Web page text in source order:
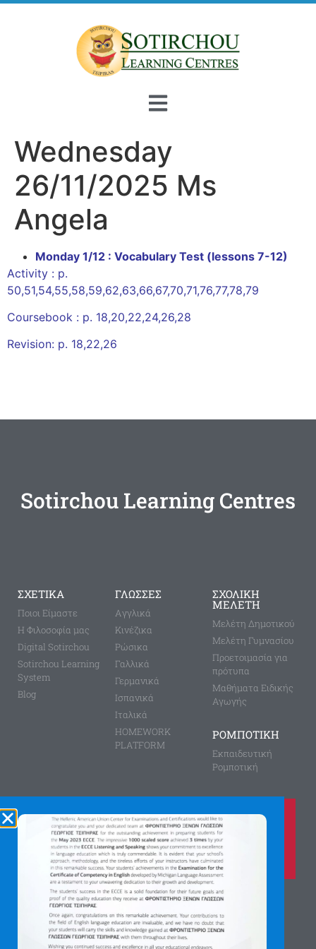
Wednesday
26/11/2025 Ms
Angela
Monday 1/12 : Vocabulary Test (lessons 7-12)
Activity : p.
50,51,54,55,58,59,62,63,66,67,70,71,76,77,78,79
Coursebook : p. 18,20,22,24,26,28
Revision: p. 18,22,26
Sotirchou Learning Centres
ΣΧΕΤΙΚΑ
Ποιοι Είμαστε
Η Φιλοσοφία μας
Digital Sotirchou
Sotirchou Learning
System
Blog
ΓΛΩΣΣΕΣ
Aγγλικά
Κινέζικα
Ρώσικα
Γαλλικά
Γερμανικά
Ισπανικά
Ιταλικά
HOMEWORK
PLATFORM
ΣΧΟΛΙΚΗ
ΜΕΛΕΤΗ
Μελέτη Δημοτικού
Μελέτη Γυμνασίου
Προετοιμασία για
πρότυπα
Μαθήματα Ειδικής
Αγωγής
ΡΟΜΠΟΤΙΚΗ
Εκπαιδευτική
Ρομποτική
Καλέστε μας τώρα στο
210 8028149
για περισσότερες πληροφορίες
Αγίας Παρασκευής 8, Άνω Πεύκη
Αργύρη Γεωργίου 2, Λυκόβρυση